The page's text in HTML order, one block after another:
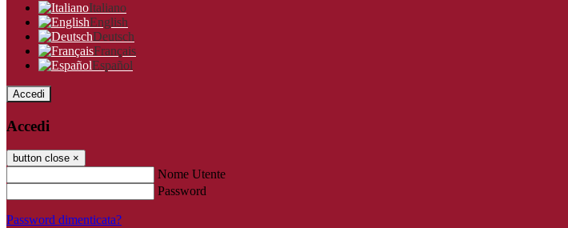
Italiano
English
Deutsch
Français
Español
Accedi
Accedi
button close ×
Nome Utente
Password
Password dimenticata?